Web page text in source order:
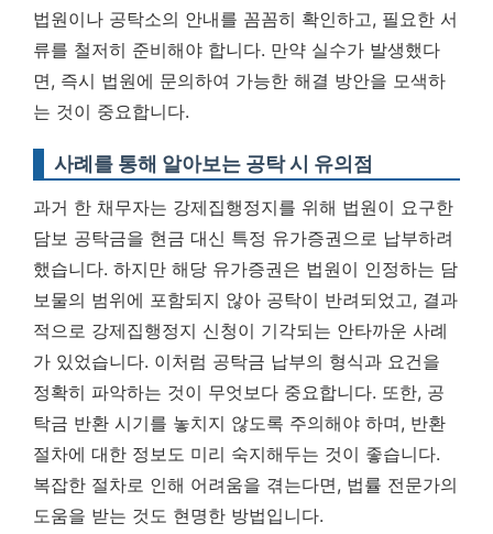
법원이나 공탁소의 안내를 꼼꼼히 확인하고, 필요한 서
류를 철저히 준비해야 합니다. 만약 실수가 발생했다
면, 즉시 법원에 문의하여 가능한 해결 방안을 모색하
는 것이 중요합니다.
사례를 통해 알아보는 공탁 시 유의점
과거 한 채무자는 강제집행정지를 위해 법원이 요구한
담보 공탁금을 현금 대신 특정 유가증권으로 납부하려
했습니다. 하지만 해당 유가증권은 법원이 인정하는 담
보물의 범위에 포함되지 않아 공탁이 반려되었고, 결과
적으로 강제집행정지 신청이 기각되는 안타까운 사례
가 있었습니다. 이처럼 공탁금 납부의 형식과 요건을
정확히 파악하는 것이 무엇보다 중요합니다. 또한, 공
탁금 반환 시기를 놓치지 않도록 주의해야 하며, 반환
절차에 대한 정보도 미리 숙지해두는 것이 좋습니다.
복잡한 절차로 인해 어려움을 겪는다면, 법률 전문가의
도움을 받는 것도 현명한 방법입니다.